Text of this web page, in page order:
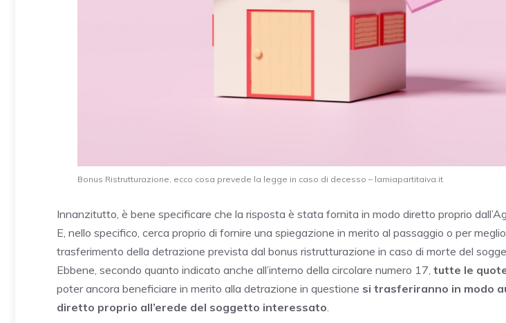
Bonus Ristrutturazione, ecco cosa prevede la legge in caso di decesso – lamiapartitaiva.it
Innanzitutto, è bene specificare che la risposta è stata fornita in modo diretto proprio
E, nello specifico, cerca proprio di fornire una spiegazione in merito al passaggio o per
trasferimento della detrazione prevista dal bonus ristrutturazione in caso di morte del
Ebbene, secondo quanto indicato anche all’interno della circolare numero 17, tutte le
poter ancora beneficiare in merito alla detrazione in questione si trasferiranno in modo
diretto proprio all’erede del soggetto interessato